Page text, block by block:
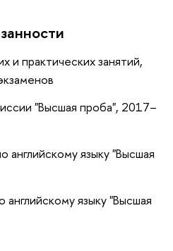
и практических занятий,
"Высшая проба", 2017–
языку "Высшая
языку "Высшая